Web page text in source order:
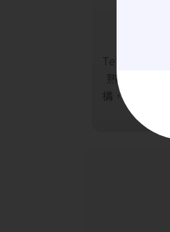
原廠
Tektronix 25
熟悉 TDR、
構，提供等同